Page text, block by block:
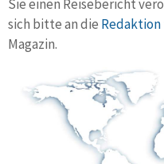
Sie einen Reisebericht
sich bitte an die Redaktion
Magazin.